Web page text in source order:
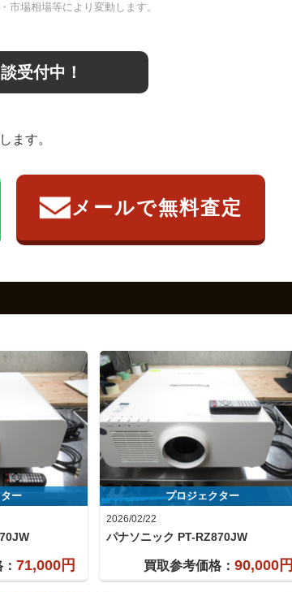
場相場等により変動します。
受付中！
ます。
メールで無料査定
ー
：71,000円
プロジェクター
2026/02/22
パナソニック PT-RZ870JW
買取参考価格： 90,000円